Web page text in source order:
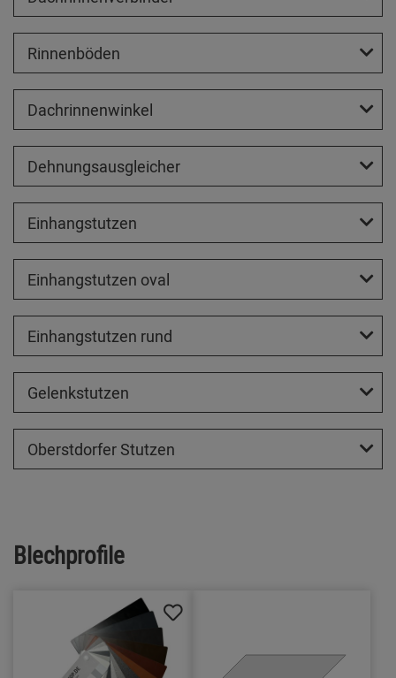
Rinnenböden
Dachrinnenwinkel
Dehnungsausgleicher
Einhangstutzen
Einhangstutzen oval
Einhangstutzen rund
Gelenkstutzen
Oberstdorfer Stutzen
Blechprofile